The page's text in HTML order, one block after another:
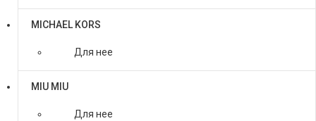
MICHAEL KORS
Для нее
MIU MIU
Для нее